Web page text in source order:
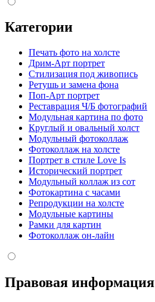
Категории
Печать фото на холсте
Дрим-Арт портрет
Стилизация под живопись
Ретушь и замена фона
Поп-Арт портрет
Реставрация Ч/Б фотографий
Модульная картина по фото
Круглый и овальный холст
Модульный фотоколлаж
Фотоколлаж на холсте
Портрет в стиле Love Is
Исторический портрет
Модульный коллаж из сот
Фотокартина с часами
Репродукции на холсте
Модульные картины
Рамки для картин
Фотоколлаж он-лайн
Правовая информация